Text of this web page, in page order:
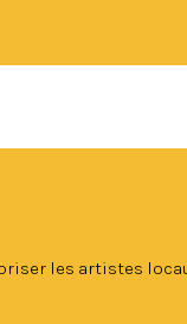
les artistes